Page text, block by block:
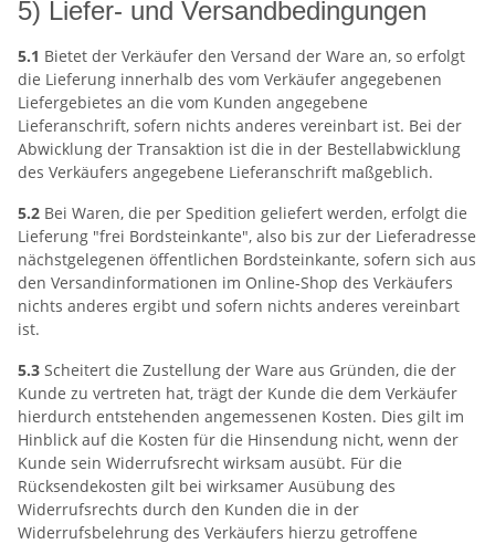
5) Liefer- und Versandbedingungen
5.1 Bietet der Verkäufer den Versand der Ware an, so erfolgt
die Lieferung innerhalb des vom Verkäufer angegebenen
Liefergebietes an die vom Kunden angegebene
Lieferanschrift, sofern nichts anderes vereinbart ist. Bei der
Abwicklung der Transaktion ist die in der Bestellabwicklung
des Verkäufers angegebene Lieferanschrift maßgeblich.
5.2 Bei Waren, die per Spedition geliefert werden, erfolgt die
Lieferung "frei Bordsteinkante", also bis zur der Lieferadresse
nächstgelegenen öffentlichen Bordsteinkante, sofern sich aus
den Versandinformationen im Online-Shop des Verkäufers
nichts anderes ergibt und sofern nichts anderes vereinbart
ist.
5.3 Scheitert die Zustellung der Ware aus Gründen, die der
Kunde zu vertreten hat, trägt der Kunde die dem Verkäufer
hierdurch entstehenden angemessenen Kosten. Dies gilt im
Hinblick auf die Kosten für die Hinsendung nicht, wenn der
Kunde sein Widerrufsrecht wirksam ausübt. Für die
Rücksendekosten gilt bei wirksamer Ausübung des
Widerrufsrechts durch den Kunden die in der
Widerrufsbelehrung des Verkäufers hierzu getroffene